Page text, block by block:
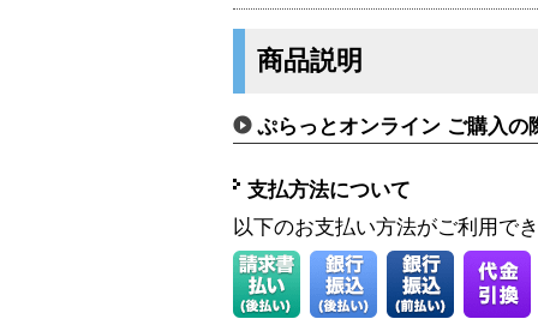
商品説明
ぷらっとオンライン ご購入の
支払方法について
以下のお支払い方法がご利用で